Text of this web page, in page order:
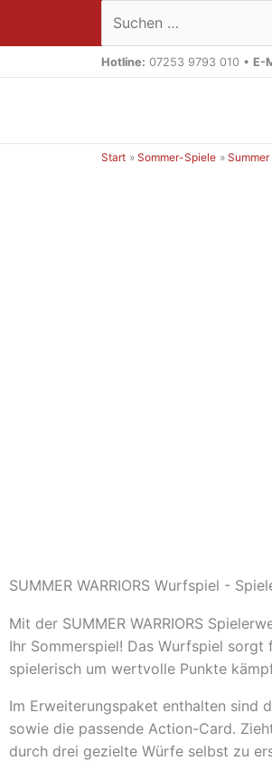
Suchen …
Hotline: 07253 9793 010 • E-
Start Sommer-Spiele Summer
SUMMER WARRIORS Wurfspiel -
Mit der SUMMER WARRIORS
Ihr Sommerspiel! Das Wurfspiel sorgt
spielerisch um wertvolle Punkte
Im Erweiterungspaket enthalten sind
sowie die passende Action-Card.
durch drei gezielte Würfe selbst zu